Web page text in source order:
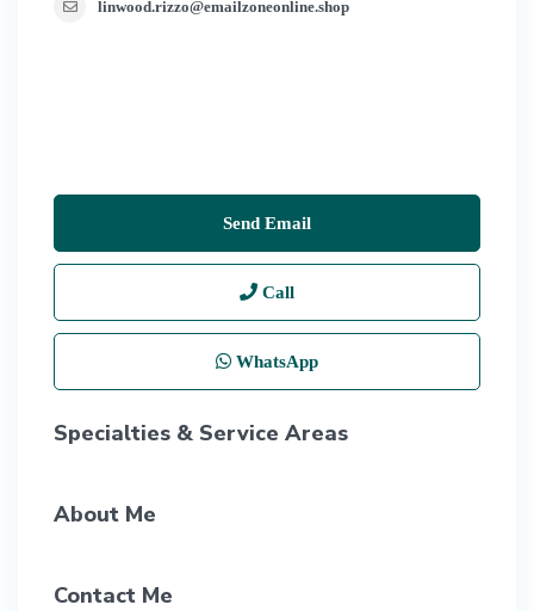
linwood.rizzo@emailzoneonline.shop
Send Email
Call
WhatsApp
Specialties & Service Areas
About Me
Contact Me